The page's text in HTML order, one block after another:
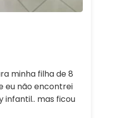
minha filha de 8
eu não encontrei
infantil.. mas ficou